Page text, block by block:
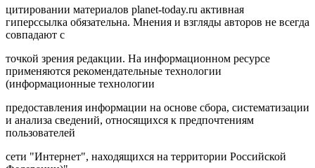
цитировании материалов planet-today.ru активная
гиперссылка обязательна. Мнения и взгляды авторов не всегда
совпадают с
точкой зрения редакции. На информационном ресурсе
применяются рекомендательные технологии
(информационные технологии
предоставления информации на основе сбора, систематизации
и анализа сведений, относящихся к предпочтениям
пользователей
сети "Интернет", находящихся на территории Российской